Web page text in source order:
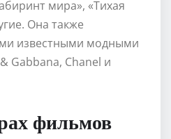
мира», «Тихая
Она также
известными модными
Gabbana, Chanel и
фильмов